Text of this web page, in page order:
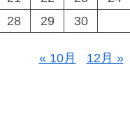
28
29 30
« 10月 12月 »